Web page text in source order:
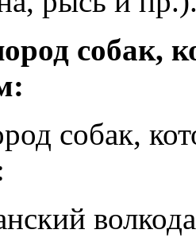
собак,
собак,